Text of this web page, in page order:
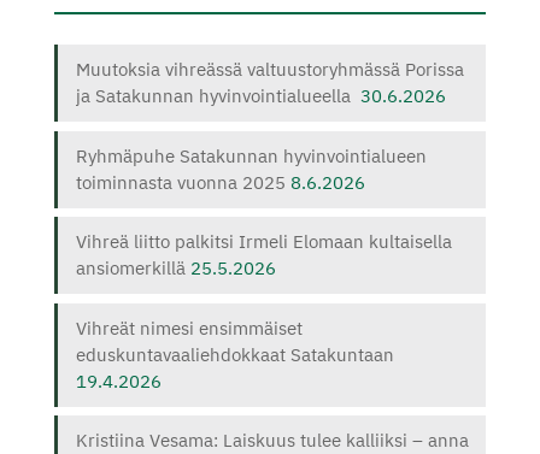
Muutoksia vihreässä valtuustoryhmässä Porissa
ja Satakunnan hyvinvointialueella 30.6.2026
Ryhmäpuhe Satakunnan hyvinvointialueen
toiminnasta vuonna 2025 8.6.2026
Vihreä liitto palkitsi Irmeli Elomaan kultaisella
ansiomerkillä 25.5.2026
Vihreät nimesi ensimmäiset
eduskuntavaaliehdokkaat Satakuntaan
19.4.2026
Kristiina Vesama: Laiskuus tulee kalliiksi – anna